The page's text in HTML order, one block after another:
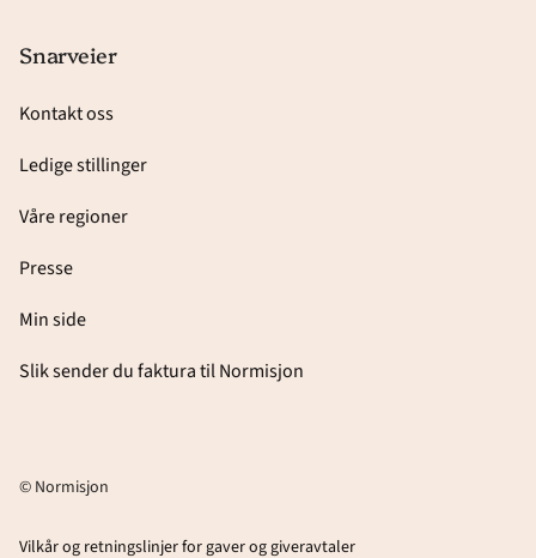
Snarveier
Kontakt oss
Ledige stillinger
Våre regioner
Presse
Min side
Slik sender du faktura til Normisjon
© Normisjon
Vilkår og retningslinjer for gaver og giveravtaler